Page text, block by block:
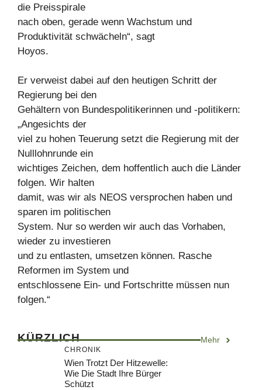
die Preisspirale
nach oben, gerade wenn Wachstum und
Produktivität schwächeln“, sagt
Hoyos.
Er verweist dabei auf den heutigen Schritt der
Regierung bei den
Gehältern von Bundespolitikerinnen und -politikern:
„Angesichts der
viel zu hohen Teuerung setzt die Regierung mit der
Nulllohnrunde ein
wichtiges Zeichen, dem hoffentlich auch die Länder
folgen. Wir halten
damit, was wir als NEOS versprochen haben und
sparen im politischen
System. Nur so werden wir auch das Vorhaben,
wieder zu investieren
und zu entlasten, umsetzen können. Rasche
Reformen im System und
entschlossene Ein- und Fortschritte müssen nun
folgen.“
KÜRZLICH Mehr
CHRONIK
Wien Trotzt Der Hitzewelle:
Wie Die Stadt Ihre Bürger
Schützt